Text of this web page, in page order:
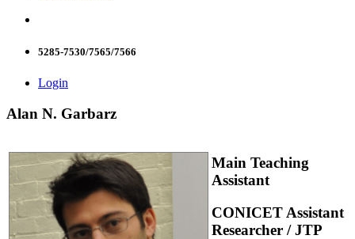
5285-7530/7565/7566
Login
Alan N. Garbarz
Main Teaching
Assistant
CONICET Assistant
Researcher / JTP